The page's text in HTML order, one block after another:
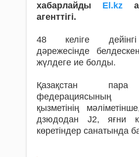
хабарлайды El.kz
агенттігі.
48 келіге
дәрежесінде
жүлдеге ие болды.
Қазақстан
федерациясының
қызметінің
дзюдодан J2, яғни
көретіндер санатында